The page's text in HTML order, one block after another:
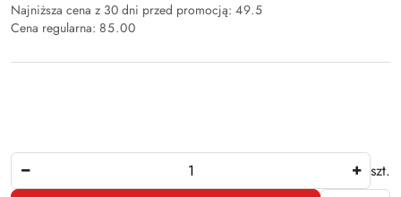
Najniższa cena z 30 dni przed promocją: 49.5
Cena regularna: 85.00
szt.